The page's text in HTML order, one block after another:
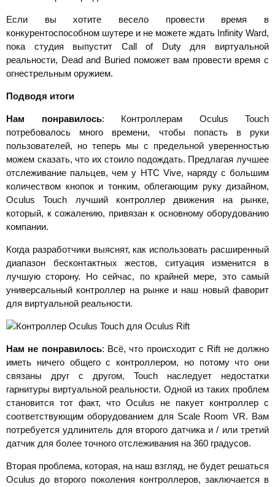
Если вы хотите весело провести время в
конкурентоспособном шутере и не можете ждать Infinity Ward,
пока студия выпустит Call of Duty для виртуальной
реальности, Dead and Buried поможет вам провести время с
огнестрельным оружием.
Подводя итоги
Нам понравилось: Контроллерам Oculus Touch
потребовалось много времени, чтобы попасть в руки
пользователей, но теперь мы с предельной уверенностью
можем сказать, что их стоило подождать. Предлагая лучшее
отслеживание пальцев, чем у HTC Vive, наряду с большим
количеством кнопок и тонким, облегающим руку дизайном,
Oculus Touch лучший контроллер движения на рынке,
который, к сожалению, привязан к основному оборудованию
компании.
Когда разработчики выяснят, как использовать расширенный
диапазон бесконтактных жестов, ситуация изменится в
лучшую сторону. Но сейчас, по крайней мере, это самый
универсальный контроллер на рынке и наш новый фаворит
для виртуальной реальности.
Нам не понравилось: Всё, что происходит с Rift не должно
иметь ничего общего с контроллером, но потому что они
связаны друг с другом, Touch наследует недостатки
гарнитуры виртуальной реальности. Одной из таких проблем
становится тот факт, что Oculus не пакует контроллер с
соответствующим оборудованием для Scale Room VR. Вам
потребуется удлинитель для второго датчика и / или третий
датчик для более точного отслеживания на 360 градусов.
Вторая проблема, которая, на наш взгляд, не будет решаться
Oculus до второго поколения контроллеров, заключается в